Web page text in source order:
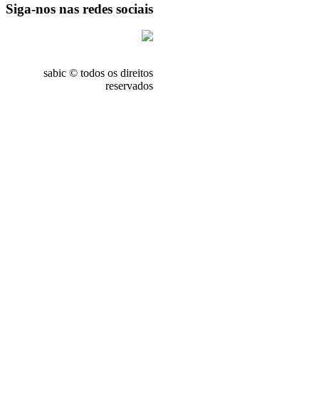
Siga-nos nas redes sociais
sabic © todos os direitos
reservados